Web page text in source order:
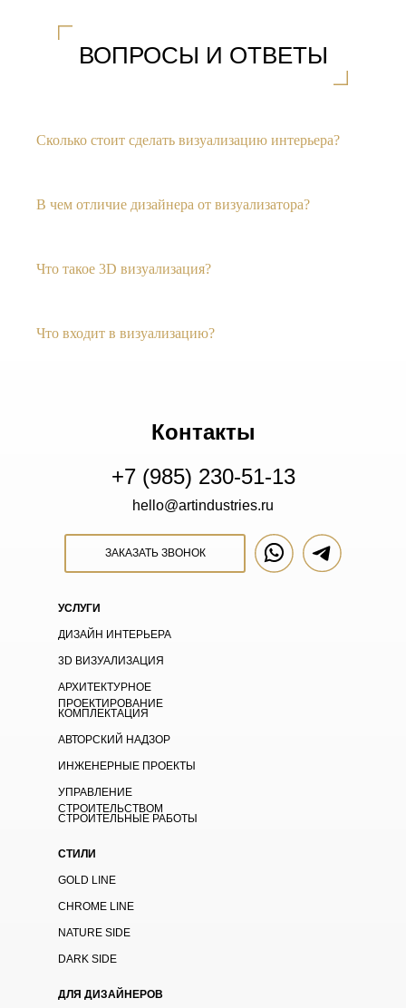
ВОПРОСЫ И ОТВЕТЫ
Сколько стоит сделать визуализацию интерьера?
В чем отличие дизайнера от визуализатора?
Что такое 3D визуализация?
Что входит в визуализацию?
Контакты
+7 (985) 230-51-13
hello@artindustries.ru
ЗАКАЗАТЬ ЗВОНОК
GOLD LINE
CHROME LINE
NATURE SIDE
DARK SIDE
СТИЛИ
ДЛЯ ДИЗАЙНЕРОВ
ДИЗАЙН ИНТЕРЬЕРА
3D ВИЗУАЛИЗАЦИЯ
АРХИТЕКТУРНОЕ
ПРОЕКТИРОВАНИЕ
КОМПЛЕКТАЦИЯ
УСЛУГИ
АВТОРСКИЙ НАДЗОР
ИНЖЕНЕРНЫЕ ПРОЕКТЫ
УПРАВЛЕНИЕ
СТРОИТЕЛЬСТВОМ
СТРОИТЕЛЬНЫЕ РАБОТЫ